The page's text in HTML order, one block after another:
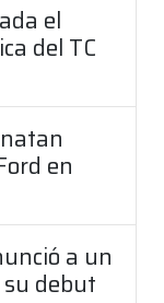
el
del TC
en
a un
debut